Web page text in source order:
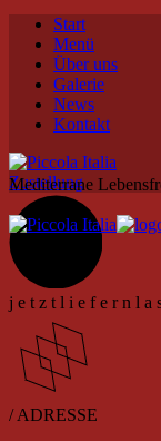
Start
Menü
Über uns
Galerie
News
Kontakt
Zustellung
Mediterrane
j e t z t l i e f e r n l a
/ ADRESSE